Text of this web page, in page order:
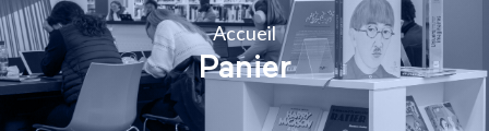
Accueil
Panier